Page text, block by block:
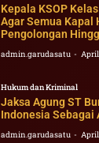
Kepala KSOP
Agar Semua
Pengolongan
admin.garudasatu April
Hukum dan Kriminal
Jaksa Agung ST
Indonesia Sebagai
admin.garudasatu April